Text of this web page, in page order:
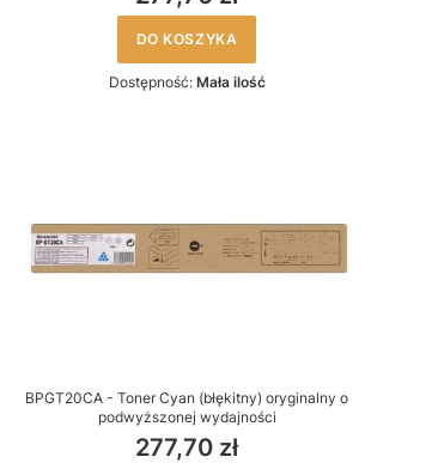
DO KOSZYKA
Dostępność: Mała ilość
BPGT20CA - Toner Cyan (błękitny) oryginalny o
podwyższonej wydajności
277,70 zł